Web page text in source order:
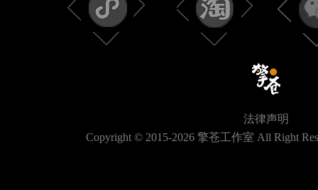
法律声明
Copyright © 2015-2026 擎苍工作室 All Right